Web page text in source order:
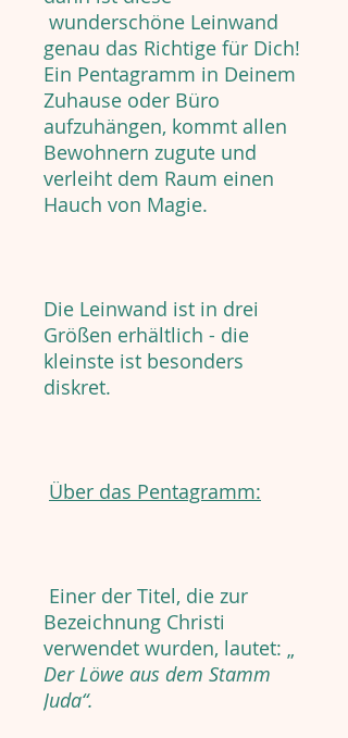
wunderschöne Leinwand
genau das Richtige für Dich!
Ein Pentagramm in Deinem
Zuhause oder Büro
aufzuhängen, kommt allen
Bewohnern zugute und
verleiht dem Raum einen
Hauch von Magie.
Die Leinwand ist in drei
Größen erhältlich - die
kleinste ist besonders
diskret.
Über das Pentagramm:
Einer der Titel, die zur
Bezeichnung Christi
verwendet wurden, lautet: „
Der Löwe aus dem Stamm
Juda“.